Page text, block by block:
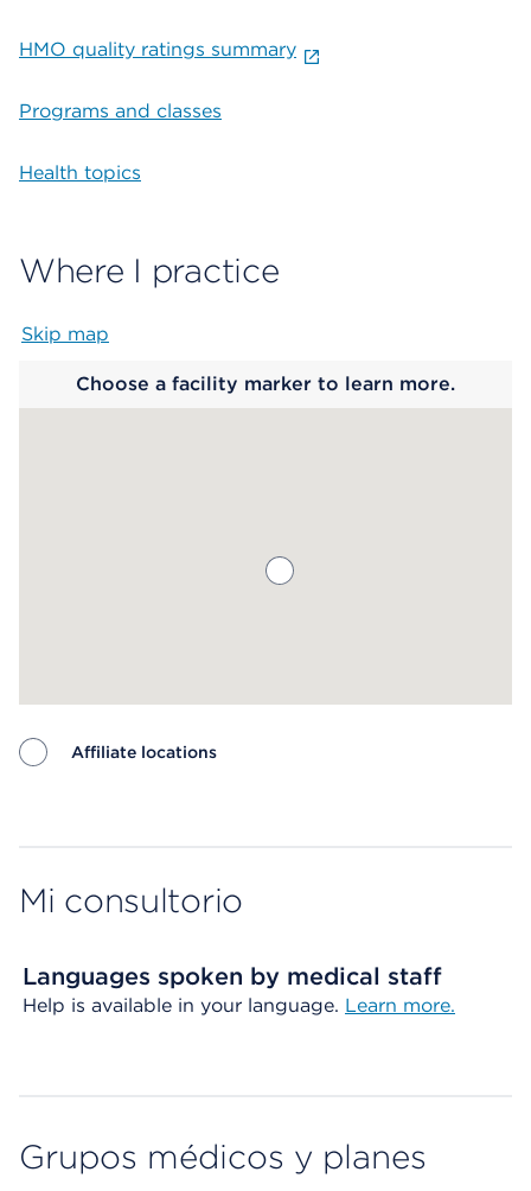
HMO quality ratings summary
Programs and classes
Health topics
Where I practice
Skip map
Choose a facility marker to learn more.
Affiliate locations
Mi consultorio
Languages spoken by medical staff
Help is available in your language. Learn more.
Grupos médicos y planes